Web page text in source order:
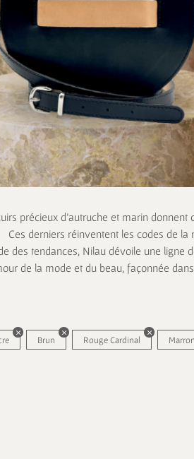
précieux d’autruche et marin
Ces derniers réinventent les codes de la
des tendances, Nilau dévoile une ligne
de la mode et du beau, façonnée
Brun Rouge Cardinal